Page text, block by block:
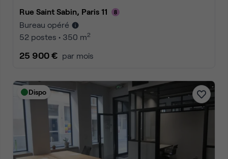
Rue Saint Sabin, Paris 11
Bureau opéré
52 postes • 350 m2
25 900 € par mois
Dispo